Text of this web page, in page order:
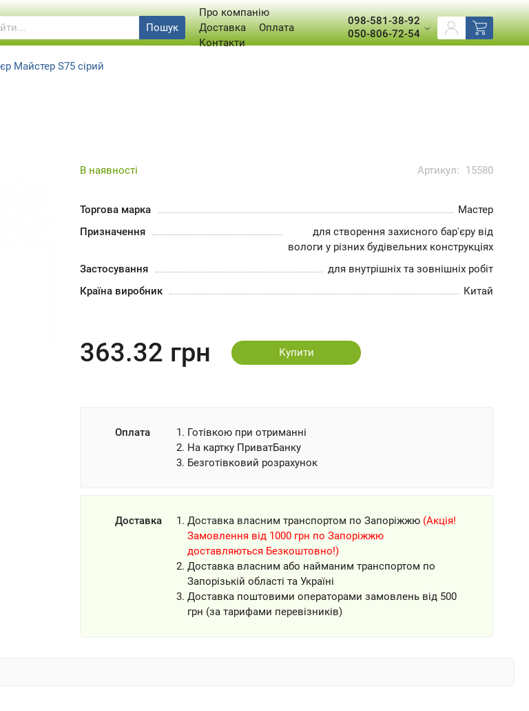
Пошук
Про компанію
Доставка
Оплата
Контакти
098-581-38-92
050-806-72-54
Майстер S75 сірий
В наявності Артикул: 15580
Торгова марка
Мастер
Призначення
для створення захисного бар'єру від
вологи у різних будівельних конструкціях
Застосування
для внутрішніх та зовнішніх робіт
Країна виробник
Китай
363.32 грн Купити
Оплата
Готівкою при отриманні
На картку ПриватБанку
Безготівковий розрахунок
Доставка Доставка власним транспортом по Запоріжжю (Акція!
Замовлення від 1000 грн по Запоріжжю
доставляються Безкоштовно!)
Доставка власним або найманим транспортом по
Запорізькій області та Україні
Доставка поштовими операторами замовлень від 500
грн (за тарифами перевізників)